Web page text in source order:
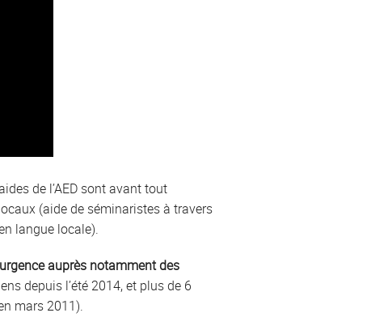
de l’AED sont avant tout
(aide de séminaristes à travers
langue locale).
auprès notamment des
depuis l’été 2014, et plus de 6
mars 2011).